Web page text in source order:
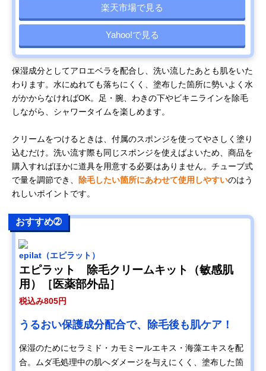
楽天市場で見る
Yahoo!で見る
保湿成分としてアロエベラを配合し、洗い流したあとも肌をいた
わります。水にぬれても落ちにくく、塗布した箇所に勢いよく水
がかからなければOK。足・腕、わきの下やビキニラインを除毛
しながら、シャワータイムを楽しめます。
クリームをつけるときは、付属のスポンジを使ってやさしく塗り
込むだけ。洗い流す際も同じスポンジを使えばよいため、商品を
購入すればほかに道具を用意する必要はありません。チューブ式
で量を調節でき、
除毛したい箇所にあわせて使用しやすいのはう
れしいポイントです。
おすすめ➁
epilat（エピラット）
エピラット 除毛クリームキット（敏感肌
用）［医薬部外品］
税込み805円
うるおい保護成分配合で、除毛後も肌ケア！
保湿のためにセラミド・カモミールエキス・海藻エキスを配
合。ムダ毛処理中の肌へダメージを与えにくく、塗布した箇